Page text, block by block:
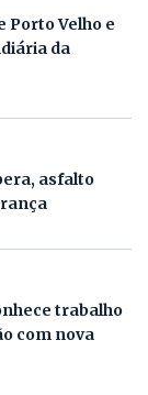
Porto Velho e
da
asfalto
trabalho
com nova